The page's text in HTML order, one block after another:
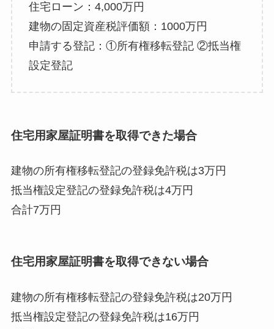
住宅ローン：4,000万円
建物の固定資産税評価額：1000万円
申請する登記：①所有権移転登記 ②抵当権
設定登記
住宅用家屋証明書を取得できた場合
建物の所有権移転登記の登録免許税は3万円
抵当権設定登記の登録免許税は4万円
合計7万円
住宅用家屋証明書を取得できない場合
建物の所有権移転登記の登録免許税は20万円
抵当権設定登記の登録免許税は16万円